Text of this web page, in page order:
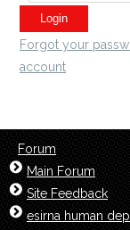
Forgot your
account
Forum
Main Forum
Site Feedback
esirna human